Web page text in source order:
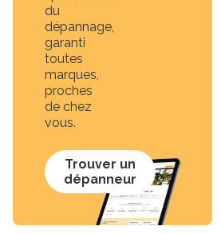
du
dépannage,
garanti
toutes
marques,
proches
de chez
vous.
Trouver un
dépanneur